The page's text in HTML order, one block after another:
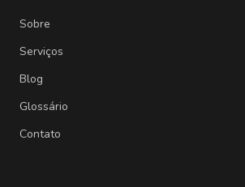
Sobre
Serviços
Blog
Glossário
Contato